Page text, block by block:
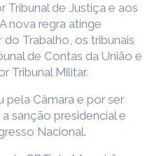
Tribunal de Justiça e aos
nova regra atinge
Trabalho, os tribunais
de Contas da União e
Tribunal Militar.
pela Câmara e por ser
sanção presidencial e
Nacional.